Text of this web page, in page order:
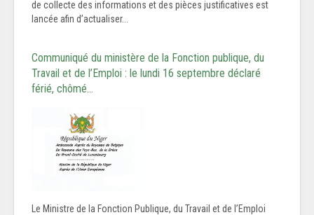
de collecte des informations et des pièces justificatives est
lancée afin d’actualiser...
Communiqué du ministère de la Fonction publique, du
Travail et de l’Emploi : le lundi 16 septembre déclaré
férié, chômé…
Le Ministre de la Fonction Publique, du Travail et de l’Emploi